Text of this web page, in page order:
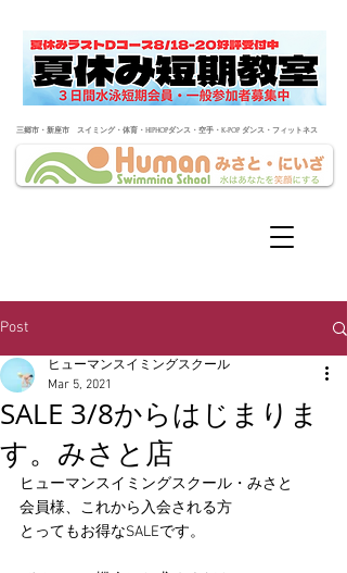
​三郷市・新座市 スイミング・体育・HIPHOPダンス・空手・K-POP ダンス・フィットネス
Post
SALE 3/8からはじまりま
す。みさと店
ヒューマンスイミングスクール
Mar 5, 2021
ヒューマンスイミングスクール・みさと
会員様、これから入会される方
とってもお得なSALEです。